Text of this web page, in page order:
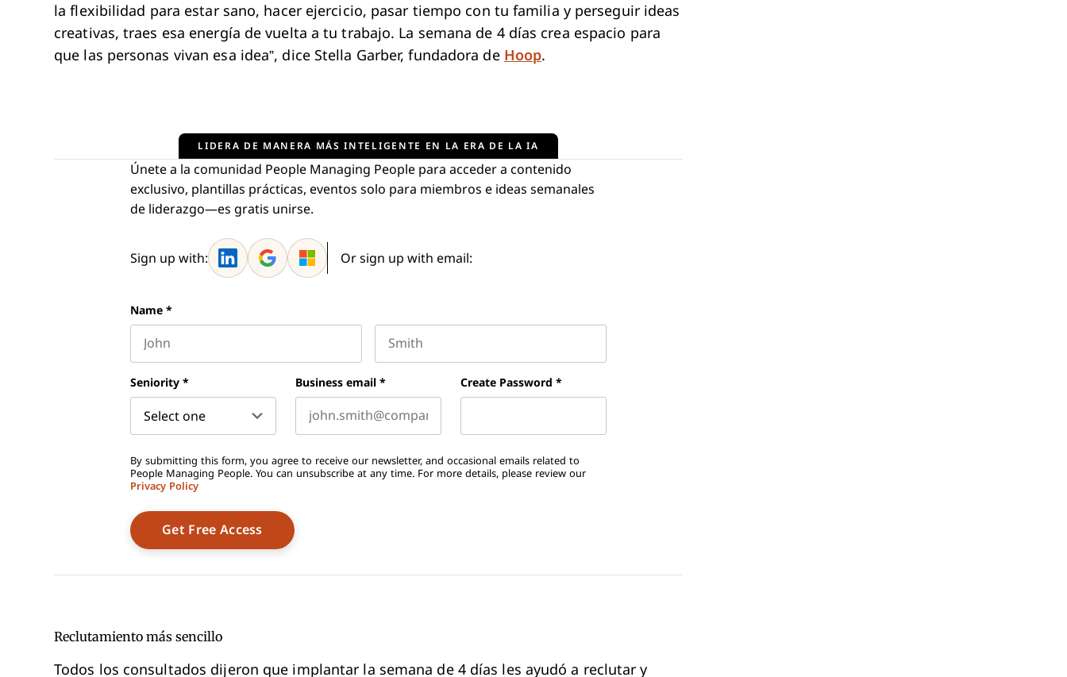
la flexibilidad para estar sano, hacer ejercicio, pasar tiempo con tu familia y perseguir ideas
creativas, traes esa energía de vuelta a tu trabajo. La semana de 4 días crea espacio para
que las personas vivan esa idea”, dice Stella Garber, fundadora de Hoop.
LIDERA DE MANERA MÁS INTELIGENTE EN LA ERA DE LA IA
Únete a la comunidad People Managing People para acceder a contenido
exclusivo, plantillas prácticas, eventos solo para miembros e ideas semanales
de liderazgo—es gratis unirse.
Sign up with: Or sign up with email:
Name *
Seniority * Business email * Create Password *
By submitting this form, you agree to receive our newsletter, and occasional emails related to
People Managing People. You can unsubscribe at any time. For more details, please review our
Privacy Policy
Reclutamiento más sencillo
Todos los consultados dijeron que implantar la semana de 4 días les ayudó a reclutar y